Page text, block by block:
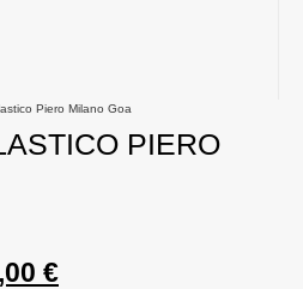
Piero Milano Goa
PIERO
€